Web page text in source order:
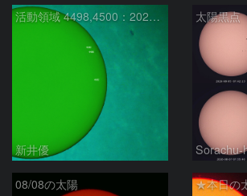
活動領域 4498,4500：2026/08/08
新井優
太陽黒点
Sorachu-
08/08の太陽 ★本日の